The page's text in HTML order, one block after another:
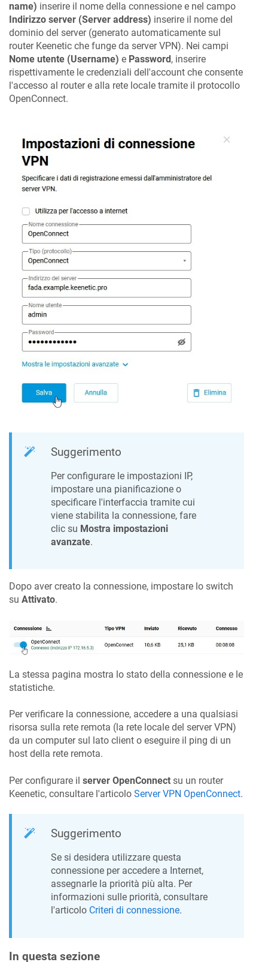
name) inserire il nome della connessione e nel campo
Indirizzo server (Server address) inserire il nome del
dominio del server (generato automaticamente sul
router Keenetic che funge da server VPN). Nei campi
Nome utente (Username) e Password, inserire
rispettivamente le credenziali dell'account che consente
l'accesso al router e alla rete locale tramite il protocollo
OpenConnect.
Suggerimento
Per configurare le impostazioni IP,
impostare una pianificazione o
specificare l'interfaccia tramite cui
viene stabilita la connessione, fare
clic su Mostra impostazioni
avanzate.
Dopo aver creato la connessione, impostare lo switch
su Attivato.
La stessa pagina mostra lo stato della connessione e le
statistiche.
Per verificare la connessione, accedere a una qualsiasi
risorsa sulla rete remota (la rete locale del server VPN)
da un computer sul lato client o eseguire il ping di un
host della rete remota.
Per configurare il server OpenConnect su un router
Keenetic, consultare l'articolo Server VPN OpenConnect.
Suggerimento
Se si desidera utilizzare questa
connessione per accedere a Internet,
assegnarle la priorità più alta. Per
informazioni sulle priorità, consultare
l'articolo Criteri di connessione.
In questa sezione